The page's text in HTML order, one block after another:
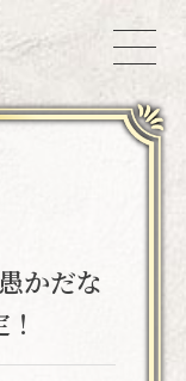
かだな